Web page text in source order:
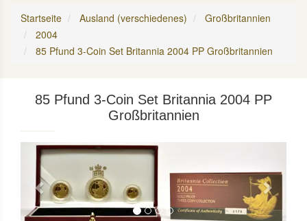
Startseite Ausland (verschiedenes)
Großbritannien
2004
85 Pfund 3-Coin Set Britannia 2004 PP Großbritannien
85 Pfund 3-Coin Set Britannia 2004 PP
Großbritannien
Previous Next